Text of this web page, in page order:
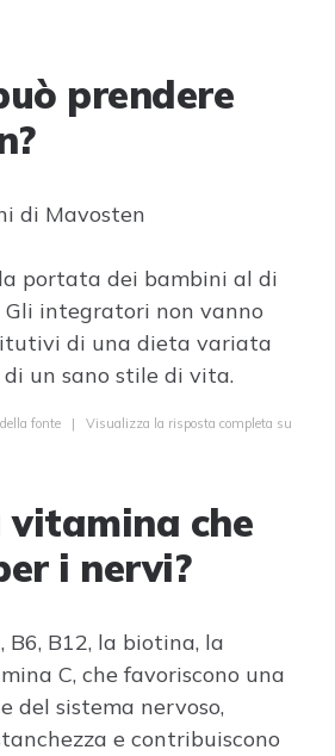
prendere
di Mavosten
portata dei bambini al di
integratori non vanno
di una dieta variata
un sano stile di vita.
fonte | Visualizza la risposta completa su
vitamina che
i nervi?
B6, B12, la biotina, la
C, che favoriscono una
del sistema nervoso,
e contribuiscono